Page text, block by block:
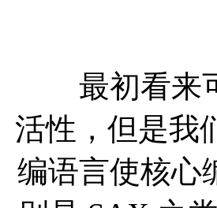
最初看来可
活性，但是我
编语言使核心